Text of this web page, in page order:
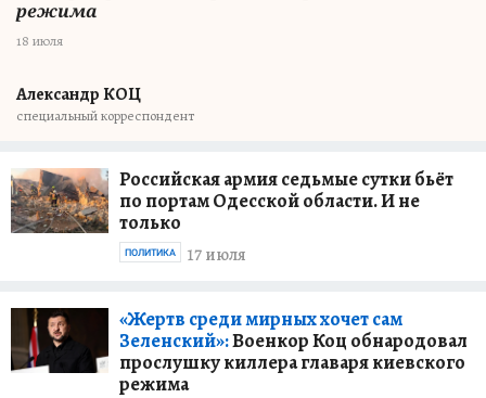
режима
18 июля
Александр КОЦ
специальный корреспондент
Российская армия седьмые сутки бьёт
по портам Одесской области. И не
только
17 июля
ПОЛИТИКА
«Жертв среди мирных хочет сам
Зеленский»:Военкор Коц обнародовал
прослушку киллера главаря киевского
режима